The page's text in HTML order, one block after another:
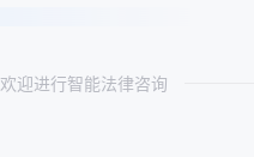
欢迎进行智能法律咨询